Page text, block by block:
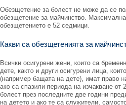
Обезщетение за болест не може да се
обезщетение за майчинство.
обезщетението е 52 седмици.
Какви са обезщетенията за
Всички осигурени жени, които са
дете, както и други осигурени лица,
(например бащата на дете), имат право
ако са спазили периода на изчакване от
болест през последните две години
на детето и ако те са служители,